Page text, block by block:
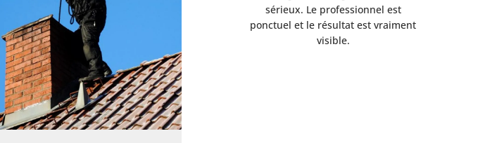
débistrage. Le conduit était très
encrassé et tout a été nettoyé
parfaitement. Travail soigné.
sérieux. Le professionnel est
ponctuel et le résultat est vraiment
visible.